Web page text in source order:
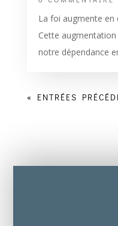
La foi augmente en
Cette
notre dépendance
« ENTRÉES